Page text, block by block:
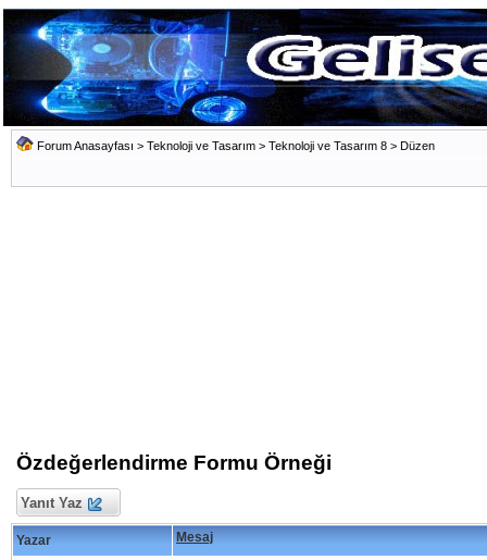
Forum Anasayfası > Teknoloji ve Tasarım > Teknoloji ve Tasarım 8 > Düzen
Özdeğerlendirme Formu Örneği
Yanıt Yaz
Yazar Mesaj